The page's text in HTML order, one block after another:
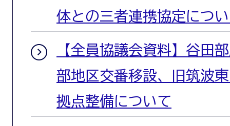
体との三者連携協定につ
【全員協議会資料】谷田
部地区交番移設、旧筑波
拠点整備について